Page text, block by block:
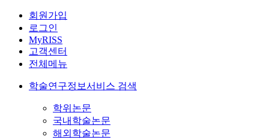
회원가입
로그인
MyRISS
고객센터
전체메뉴
학술연구정보서비스 검색
학위논문
국내학술논문
해외학술논문